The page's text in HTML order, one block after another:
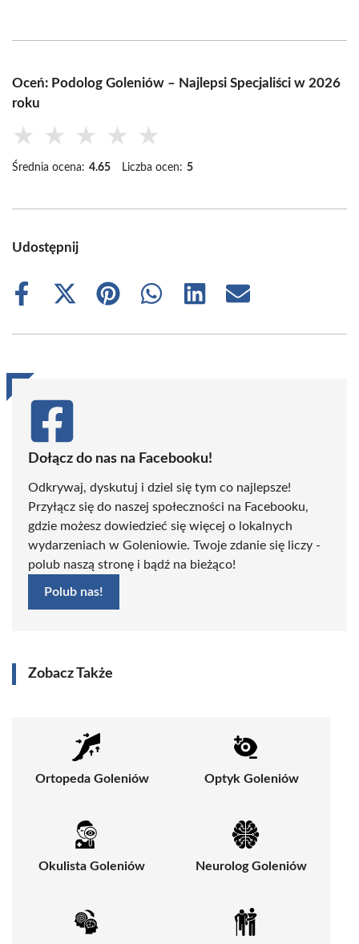
Oceń: Podolog Goleniów – Najlepsi Specjaliści w 2026
roku
★ ★ ★ ★ ★
Średnia ocena: 4.65 Liczba ocen: 5
Udostępnij
Share
Share
(Twitter)
Share
Share
Share
Share
Dołącz do nas na Facebooku!
Odkrywaj, dyskutuj i dziel się tym co najlepsze!
Przyłącz się do naszej społeczności na Facebooku,
gdzie możesz dowiedzieć się więcej o lokalnych
wydarzeniach w Goleniowie. Twoje zdanie się liczy -
polub naszą stronę i bądź na bieżąco!
Polub nas!
Zobacz Także
Ortopeda Goleniów Optyk Goleniów
Okulista Goleniów Neurolog Goleniów